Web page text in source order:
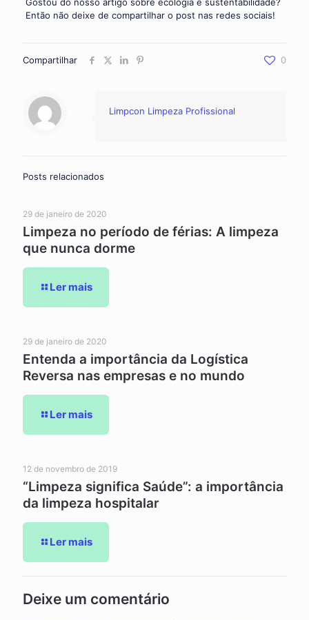
Então não deixe de compartilhar o post nas redes sociais!
Compartilhar 0
Limpcon Limpeza Profissional
Posts relacionados
29 de janeiro de 2020
Limpeza no período de férias: A limpeza
que nunca dorme
Ler mais
29 de janeiro de 2020
Entenda a importância da Logística
Reversa nas empresas e no mundo
Ler mais
12 de novembro de 2019
“Limpeza significa Saúde”: a importância
da limpeza hospitalar
Ler mais
Deixe um comentário